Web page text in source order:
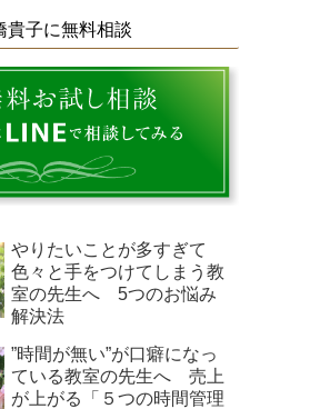
貴子に無料相談
やりたいことが多すぎて
色々と手をつけてしまう教
室の先生へ 5つのお悩み
解決法
”時間が無い”が口癖になっ
ている教室の先生へ 売上
が上がる「５つの時間管理